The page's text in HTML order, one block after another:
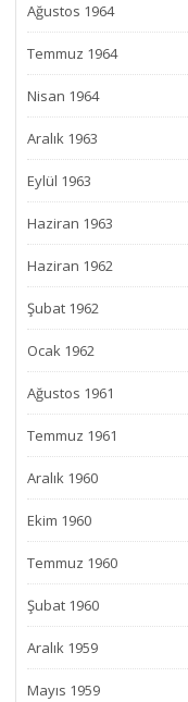
Ağustos 1964
Temmuz 1964
Nisan 1964
Aralık 1963
Eylül 1963
Haziran 1963
Haziran 1962
Şubat 1962
Ocak 1962
Ağustos 1961
Temmuz 1961
Aralık 1960
Ekim 1960
Temmuz 1960
Şubat 1960
Aralık 1959
Mayıs 1959